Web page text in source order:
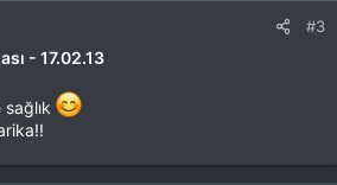
#3
- 17.02.13